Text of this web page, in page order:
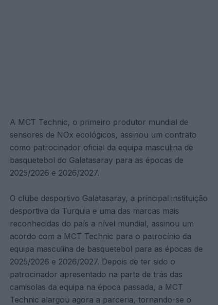
A MCT Technic, o primeiro produtor mundial de
sensores de NOx ecológicos, assinou um contrato
como patrocinador oficial da equipa masculina de
basquetebol do Galatasaray para as épocas de
2025/2026 e 2026/2027.
O clube desportivo Galatasaray, a principal instituição
desportiva da Turquia e uma das marcas mais
reconhecidas do país a nível mundial, assinou um
acordo com a MCT Technic para o patrocínio da
equipa masculina de basquetebol para as épocas de
2025/2026 e 2026/2027. Depois de ter sido o
patrocinador apresentado na parte de trás das
camisolas da equipa na época passada, a MCT
Technic alargou agora a parceria, tornando-se o